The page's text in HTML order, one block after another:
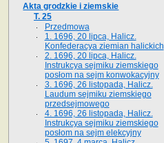
Akta grodzkie i ziemskie
T. 25
Przedmowa
1. 1696, 20 lipca, Halicz.
Konfederacya ziemian halickich
2. 1696, 20 lipca, Halicz.
Instrukcya sejmiku ziemskiego
posłom na sejm konwokacyjny
3. 1696, 26 listopada, Halicz.
Laudum sejmiku ziemskiego
przedsejmowego
4. 1696, 26 listopada, Halicz.
Instrukcya sejmiku ziemskiego
posłom na sejm elekcyjny